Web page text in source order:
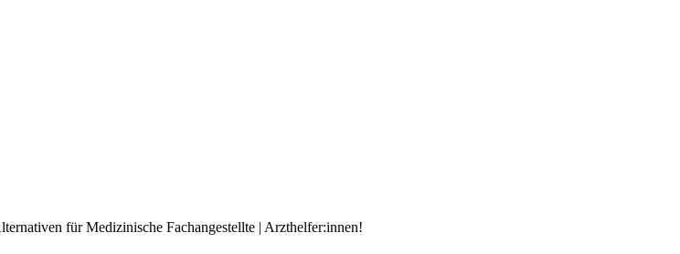
für Medizinische Fachangestellte | Arzthelfer:innen!